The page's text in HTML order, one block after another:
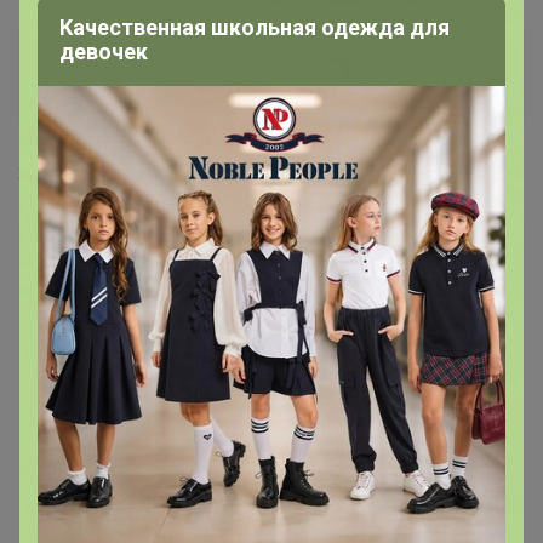
викундик
Мастер СП
21 июня, 2016 19:18
подскажите пожалуйста почему у меня на
каждый переход страницами просится
авторизация?ставила запомнить.так
должно быть или нет?раньше никогда
такого не было...
— "KoGeTa"
Качественная школьная одежда для
девочек